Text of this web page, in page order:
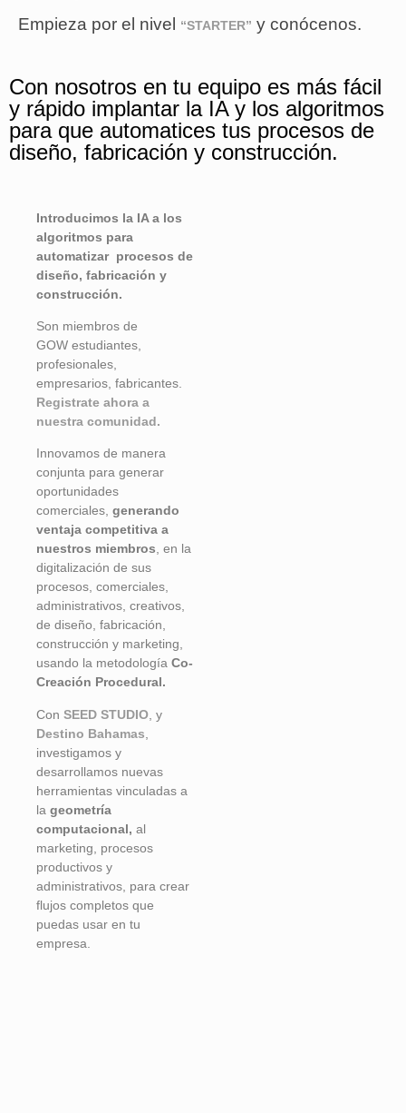
Empieza por el nivel “STARTER” y conócenos.
Con nosotros en tu equipo es más fácil
y rápido implantar la IA y los algoritmos
para que automatices tus procesos de
diseño, fabricación y construcción.
Introducimos la IA a los
algoritmos para
automatizar procesos de
diseño, fabricación y
construcción.
Son miembros de
GOW estudiantes,
profesionales,
empresarios, fabricantes.
Registrate ahora a
nuestra comunidad.
Innovamos de manera
conjunta para generar
oportunidades
comerciales, generando
ventaja competitiva a
nuestros miembros, en la
digitalización de sus
procesos, comerciales,
administrativos, creativos,
de diseño, fabricación,
construcción y marketing,
usando la metodología Co-
Creación Procedural.
Con SEED STUDIO , y
Destino Bahamas
investigamos y
desarrollamos nuevas
herramientas vinculadas a
la geometría
computacional, al
marketing, procesos
productivos y
administrativos, para crear
flujos completos que
puedas usar en tu
empresa.